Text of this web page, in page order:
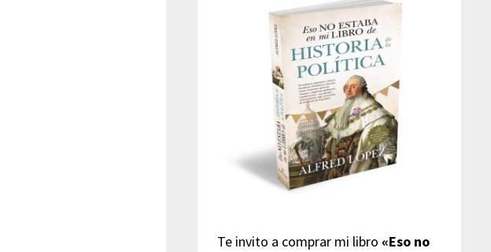
Te invito a comprar mi libro «Eso no